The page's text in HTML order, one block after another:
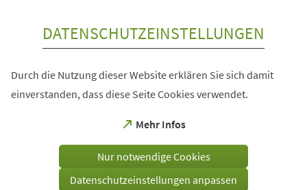
DATENSCHUTZEINSTELLUNGEN
Durch die Nutzung dieser Website erklären Sie sich damit
einverstanden, dass diese Seite Cookies verwendet.
Mehr Infos
(Öffnet
einem
Tab)
Nur notwendige Cookies
Datenschutzeinstellungen anpassen